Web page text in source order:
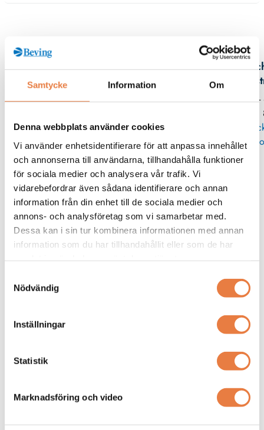
Samtycke Information Om
Denna webbplats använder cookies
Vi använder enhetsidentifierare för att anpassa innehållet
och annonserna till användarna, tillhandahålla funktioner
för sociala medier och analysera vår trafik. Vi
vidarebefordrar även sådana identifierare och annan
information från din enhet till de sociala medier och
annons- och analysföretag som vi samarbetar med.
Dessa kan i sin tur kombinera informationen med annan
information som du har tillhandahållit eller som de har
Nödvändig
Inställningar
Statistik
Marknadsföring och video
Kontaktperson
08 -
Relaterade produkter
Flera varianter
Flera varianter
Eaton Bussmann
Säkringshållare
Säkringshållare för Cylindersäkring
10x38mm
CHM Säkringshållare för DIN-
107 kr